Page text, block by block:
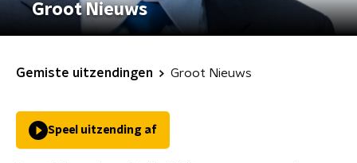
Groot Nieuws
Gemiste uitzendingen Groot Nieuws
Speel uitzending af